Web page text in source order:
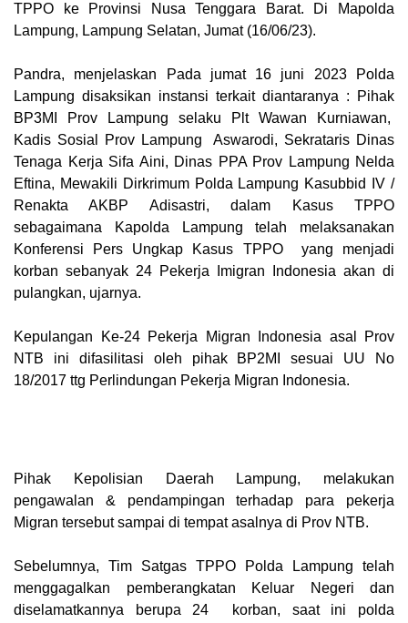
TPPO ke Provinsi Nusa Tenggara Barat. Di Mapolda
Lampung, Lampung Selatan, Jumat (16/06/23).
Pandra, menjelaskan Pada jumat 16 juni 2023 Polda
Lampung disaksikan instansi terkait diantaranya : Pihak
BP3MI Prov Lampung selaku Plt Wawan Kurniawan,
Kadis Sosial Prov Lampung Aswarodi, Sekrataris Dinas
Tenaga Kerja Sifa Aini, Dinas PPA Prov Lampung Nelda
Eftina, Mewakili Dirkrimum Polda Lampung Kasubbid IV /
Renakta AKBP Adisastri, dalam Kasus TPPO
sebagaimana Kapolda Lampung telah melaksanakan
Konferensi Pers Ungkap Kasus TPPO yang menjadi
korban sebanyak 24 Pekerja Imigran Indonesia akan di
pulangkan, ujarnya.
Kepulangan Ke-24 Pekerja Migran Indonesia asal Prov
NTB ini difasilitasi oleh pihak BP2MI sesuai UU No
18/2017 ttg Perlindungan Pekerja Migran Indonesia.
Pihak Kepolisian Daerah Lampung, melakukan
pengawalan & pendampingan terhadap para pekerja
Migran tersebut sampai di tempat asalnya di Prov NTB.
Sebelumnya, Tim Satgas TPPO Polda Lampung telah
menggagalkan pemberangkatan Keluar Negeri dan
diselamatkannya berupa 24 korban, saat ini polda